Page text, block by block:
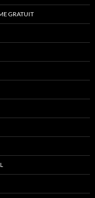
GRATUIT